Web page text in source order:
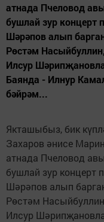
атнада Пчеловод
бушлай зур концерт
Шәрәпов алып
Рөстәм
Илсур
Баянда - Илнур
бәйрәм...
Якташыбыз, бик
Захаров әнисе
атнада Пчеловод
бушлай зур концерт
Шәрәпов алып
Рөстәм
Илсур